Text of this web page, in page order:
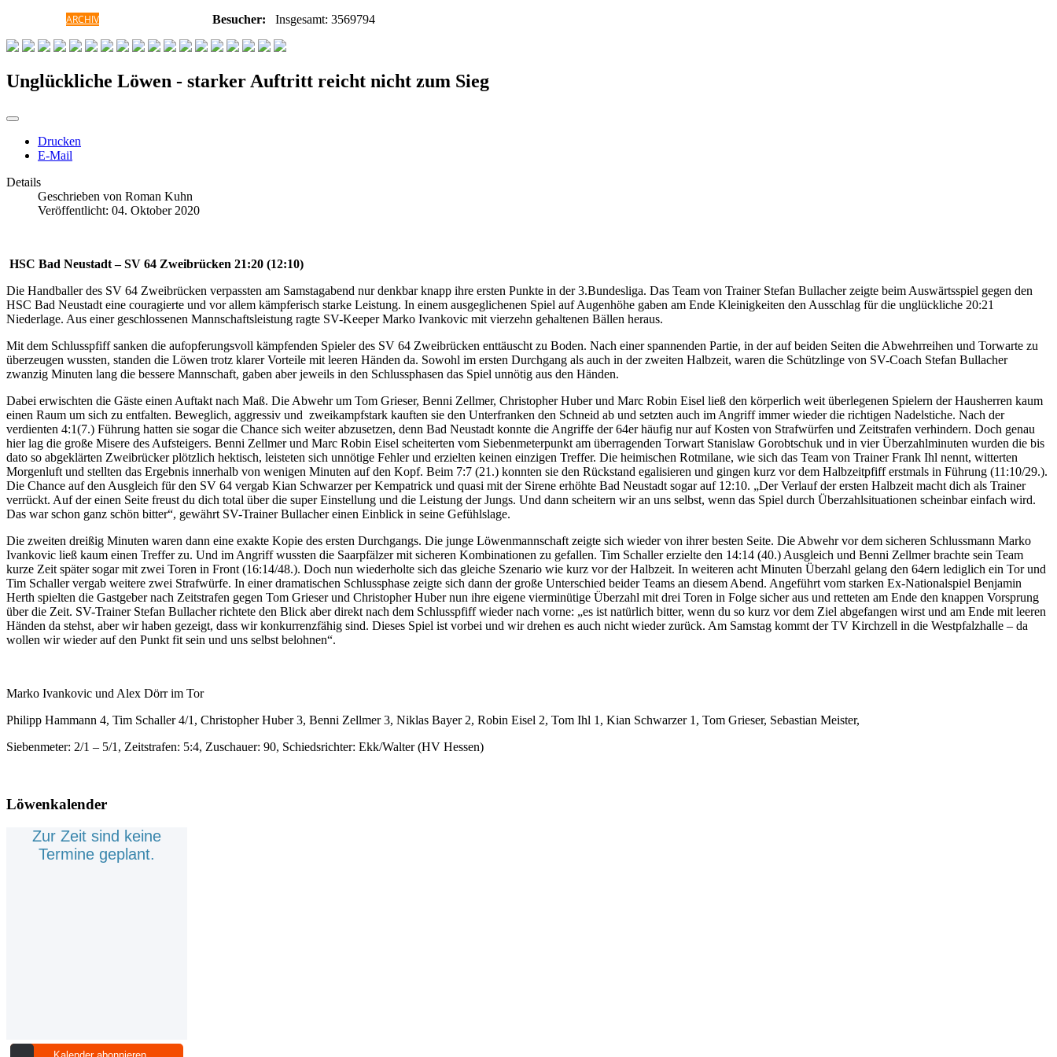
ARCHIV Besucher: Insgesamt: 3569794
Unglückliche Löwen - starker Auftritt reicht nicht zum Sieg
Drucken
E-Mail
Details
Geschrieben von Roman Kuhn
Veröffentlicht: 04. Oktober 2020
HSC Bad Neustadt – SV 64 Zweibrücken 21:20 (12:10)
Die Handballer des SV 64 Zweibrücken verpassten am Samstagabend nur denkbar knapp ihre ersten Punkte in der 3.Bundesliga. Das Team von Trainer Stefan Bullacher zeigte beim Auswärtsspiel gegen den
HSC Bad Neustadt eine couragierte und vor allem kämpferisch starke Leistung. In einem ausgeglichenen Spiel auf Augenhöhe gaben am Ende Kleinigkeiten den Ausschlag für die unglückliche 20:21
Niederlage. Aus einer geschlossenen Mannschaftsleistung ragte SV-Keeper Marko Ivankovic mit vierzehn gehaltenen Bällen heraus.
Mit dem Schlusspfiff sanken die aufopferungsvoll kämpfenden Spieler des SV 64 Zweibrücken enttäuscht zu Boden. Nach einer spannenden Partie, in der auf beiden Seiten die Abwehrreihen und Torwarte zu
überzeugen wussten, standen die Löwen trotz klarer Vorteile mit leeren Händen da. Sowohl im ersten Durchgang als auch in der zweiten Halbzeit, waren die Schützlinge von SV-Coach Stefan Bullacher
zwanzig Minuten lang die bessere Mannschaft, gaben aber jeweils in den Schlussphasen das Spiel unnötig aus den Händen.
Dabei erwischten die Gäste einen Auftakt nach Maß. Die Abwehr um Tom Grieser, Benni Zellmer, Christopher Huber und Marc Robin Eisel ließ den körperlich weit überlegenen Spielern der Hausherren kaum
einen Raum um sich zu entfalten. Beweglich, aggressiv und zweikampfstark kauften sie den Unterfranken den Schneid ab und setzten auch im Angriff immer wieder die richtigen Nadelstiche. Nach der
verdienten 4:1(7.) Führung hatten sie sogar die Chance sich weiter abzusetzen, denn Bad Neustadt konnte die Angriffe der 64er häufig nur auf Kosten von Strafwürfen und Zeitstrafen verhindern. Doch genau
hier lag die große Misere des Aufsteigers. Benni Zellmer und Marc Robin Eisel scheiterten vom Siebenmeterpunkt am überragenden Torwart Stanislaw Gorobtschuk und in vier Überzahlminuten wurden die bis
dato so abgeklärten Zweibrücker plötzlich hektisch, leisteten sich unnötige Fehler und erzielten keinen einzigen Treffer. Die heimischen Rotmilane, wie sich das Team von Trainer Frank Ihl nennt, witterten
Morgenluft und stellten das Ergebnis innerhalb von wenigen Minuten auf den Kopf. Beim 7:7 (21.) konnten sie den Rückstand egalisieren und gingen kurz vor dem Halbzeitpfiff erstmals in Führung (11:10/29.).
Die Chance auf den Ausgleich für den SV 64 vergab Kian Schwarzer per Kempatrick und quasi mit der Sirene erhöhte Bad Neustadt sogar auf 12:10. „Der Verlauf der ersten Halbzeit macht dich als Trainer
verrückt. Auf der einen Seite freust du dich total über die super Einstellung und die Leistung der Jungs. Und dann scheitern wir an uns selbst, wenn das Spiel durch Überzahlsituationen scheinbar einfach wird.
Das war schon ganz schön bitter“, gewährt SV-Trainer Bullacher einen Einblick in seine Gefühlslage.
Die zweiten dreißig Minuten waren dann eine exakte Kopie des ersten Durchgangs. Die junge Löwenmannschaft zeigte sich wieder von ihrer besten Seite. Die Abwehr vor dem sicheren Schlussmann Marko
Ivankovic ließ kaum einen Treffer zu. Und im Angriff wussten die Saarpfälzer mit sicheren Kombinationen zu gefallen. Tim Schaller erzielte den 14:14 (40.) Ausgleich und Benni Zellmer brachte sein Team
kurze Zeit später sogar mit zwei Toren in Front (16:14/48.). Doch nun wiederholte sich das gleiche Szenario wie kurz vor der Halbzeit. In weiteren acht Minuten Überzahl gelang den 64ern lediglich ein Tor und
Tim Schaller vergab weitere zwei Strafwürfe. In einer dramatischen Schlussphase zeigte sich dann der große Unterschied beider Teams an diesem Abend. Angeführt vom starken Ex-Nationalspiel Benjamin
Herth spielten die Gastgeber nach Zeitstrafen gegen Tom Grieser und Christopher Huber nun ihre eigene vierminütige Überzahl mit drei Toren in Folge sicher aus und retteten am Ende den knappen Vorsprung
über die Zeit. SV-Trainer Stefan Bullacher richtete den Blick aber direkt nach dem Schlusspfiff wieder nach vorne: „es ist natürlich bitter, wenn du so kurz vor dem Ziel abgefangen wirst und am Ende mit leeren
Händen da stehst, aber wir haben gezeigt, dass wir konkurrenzfähig sind. Dieses Spiel ist vorbei und wir drehen es auch nicht wieder zurück. Am Samstag kommt der TV Kirchzell in die Westpfalzhalle – da
wollen wir wieder auf den Punkt fit sein und uns selbst belohnen“.
Marko Ivankovic und Alex Dörr im Tor
Philipp Hammann 4, Tim Schaller 4/1, Christopher Huber 3, Benni Zellmer 3, Niklas Bayer 2, Robin Eisel 2, Tom Ihl 1, Kian Schwarzer 1, Tom Grieser, Sebastian Meister,
Siebenmeter: 2/1 – 5/1, Zeitstrafen: 5:4, Zuschauer: 90, Schiedsrichter: Ekk/Walter (HV Hessen)
Löwenkalender